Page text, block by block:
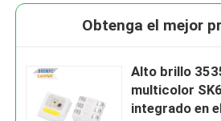
Obtenga el mejor
Alto brillo
multicolor
integrado en